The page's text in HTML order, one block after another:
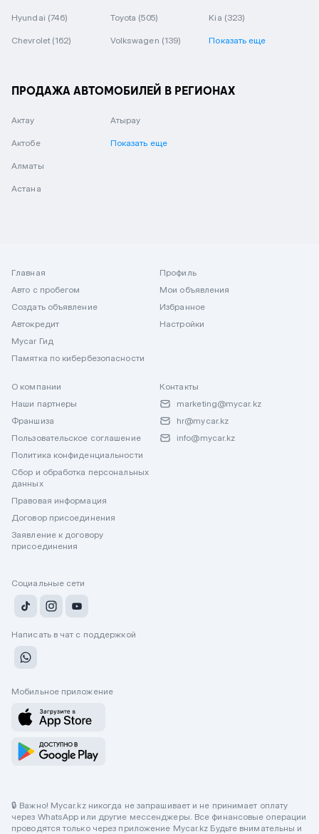
Hyundai (746) Toyota (505) Kia (323)
Chevrolet (162) Volkswagen (139) Показать еще
ПРОДАЖА АВТОМОБИЛЕЙ В РЕГИОНАХ
Актау
Актобе
Алматы
Астана
Атырау
Показать еще
Главная
Авто с пробегом
Создать объявление
Автокредит
Mycar Гид
Памятка по кибербезопасности
Профиль
Мои объявления
Избранное
Настройки
О компании
Наши партнеры
Франшиза
Пользовательское соглашение
Политика конфиденциальности
Сбор и обработка персональных
данных
Правовая информация
Договор присоединения
Заявление к договору
присоединения
Контакты
marketing@mycar.kz
hr@mycar.kz
info@mycar.kz
Социальные сети
Написать в чат с поддержкой
Мобильное приложение
🔒 Важно! Mycar.kz никогда не запрашивает и не принимает оплату
через WhatsApp или другие мессенджеры. Все финансовые операции
проводятся только через приложение Mycar.kz Будьте внимательны и